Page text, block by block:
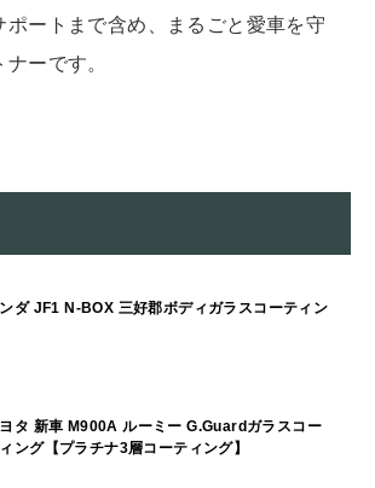
ポートまで含め、まるごと愛車を守
ーです。
ダ JF1 N-BOX 三好郡ボディガラスコーティン
ヨタ 新車 M900A ルーミー G.Guardガラスコー
ング【プラチナ3層コーティング】